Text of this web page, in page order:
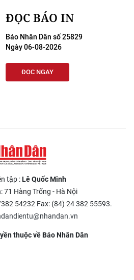
ĐỌC BÁO IN
Báo Nhân Dân số 25829
Ngày 06-08-2026
ĐỌC NGAY
tập :Lê Quốc Minh
71 Hàng Trống - Hà Nội
54232 Fax: (84) 24 382 55593.
thuộc về Báo Nhân Dân